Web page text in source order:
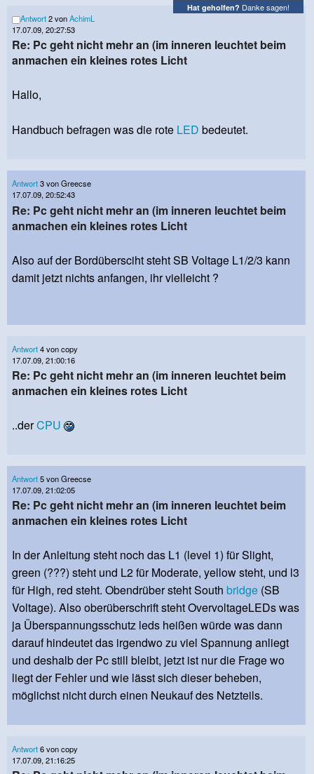
Hat geholfen? Danke sagen!
Antwort2 vonAchimL
17.07.09, 20:27:53
Re: Pc geht nicht mehr an (im inneren leuchtet beim
anmachen ein kleines rotes Licht
Hallo,
Handbuch befragen was die rote LED bedeutet.
Antwort3 von Greecse
17.07.09, 20:52:43
Re: Pc geht nicht mehr an (im inneren leuchtet beim
anmachen ein kleines rotes Licht
Also auf der Bordübersciht steht SB Voltage L1/2/3 kann
damit jetzt nichts anfangen, ihr vielleicht ?
Antwort4 von copy
17.07.09, 21:00:16
Re: Pc geht nicht mehr an (im inneren leuchtet beim
anmachen ein kleines rotes Licht
..derCPU
Antwort5 von Greecse
17.07.09, 21:02:05
Re: Pc geht nicht mehr an (im inneren leuchtet beim
anmachen ein kleines rotes Licht
In der Anleitung steht noch das L1 (level 1) für Slight,
green (???) steht und L2 für Moderate, yellow steht, und l3
für High, red steht. Obendrüber steht South bridge (SB
Voltage). Also oberüberschrift steht OvervoltageLEDs was
ja Überspannungsschutz leds heißen würde was dann
darauf hindeutet das irgendwo zu viel Spannung anliegt
und deshalb der Pc still bleibt, jetzt ist nur die Frage wo
liegt der Fehler und wie lässt sich dieser beheben,
möglichst nicht durch einen Neukauf des Netzteils.
Antwort6 von copy
17.07.09, 21:16:25